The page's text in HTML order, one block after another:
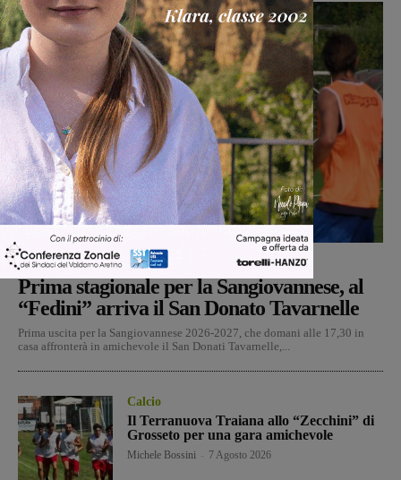
San Giovanni Valdarno Michele Bossini 8 Agosto 2026
Prima stagionale per la Sangiovannese, al
“Fedini” arriva il San Donato Tavarnelle
Prima uscita per la Sangiovannese 2026-2027, che domani alle 17,30 in
casa affronterà in amichevole il San Donati Tavarnelle,...
Calcio
Il Terranuova Traiana allo “Zecchini” di
Grosseto per una gara amichevole
Michele Bossini 7 Agosto 2026